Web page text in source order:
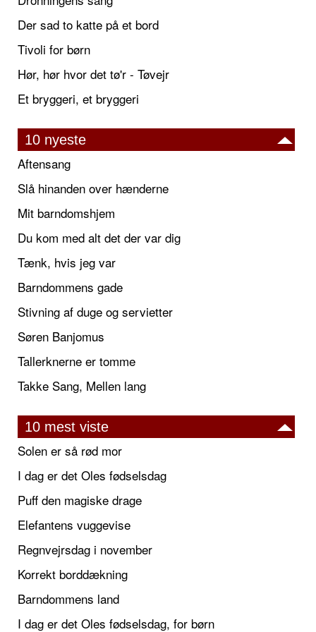
Der sad to katte på et bord
Tivoli for børn
Hør, hør hvor det tø'r - Tøvejr
Et bryggeri, et bryggeri
10 nyeste
Aftensang
Slå hinanden over hænderne
Mit barndomshjem
Du kom med alt det der var dig
Tænk, hvis jeg var
Barndommens gade
Stivning af duge og servietter
Søren Banjomus
Tallerknerne er tomme
Takke Sang, Mellen lang
10 mest viste
Solen er så rød mor
I dag er det Oles fødselsdag
Puff den magiske drage
Elefantens vuggevise
Regnvejrsdag i november
Korrekt borddækning
Barndommens land
I dag er det Oles fødselsdag, for børn